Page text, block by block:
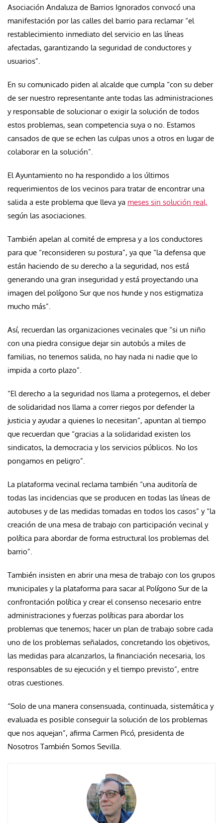
Asociación Andaluza de Barrios Ignorados convocó una
manifestación por las calles del barrio para reclamar “el
restablecimiento inmediato del servicio en las líneas
afectadas, garantizando la seguridad de conductores y
usuarios”.
En su comunicado piden al alcalde que cumpla “con su deber
de ser nuestro representante ante todas las administraciones
y responsable de solucionar o exigir la solución de todos
estos problemas, sean competencia suya o no. Estamos
cansados de que se echen las culpas unos a otros en lugar de
colaborar en la solución”.
El Ayuntamiento no ha respondido a los últimos
requerimientos de los vecinos para tratar de encontrar una
salida a este problema que lleva ya meses sin solución real,
según las asociaciones.
También apelan al comité de empresa y a los conductores
para que “reconsideren su postura”, ya que “la defensa que
están haciendo de su derecho a la seguridad, nos está
generando una gran inseguridad y está proyectando una
imagen del polígono Sur que nos hunde y nos estigmatiza
mucho más”.
Así, recuerdan las organizaciones vecinales que “si un niño
con una piedra consigue dejar sin autobús a miles de
familias, no tenemos salida, no hay nada ni nadie que lo
impida a corto plazo”.
“El derecho a la seguridad nos llama a protegernos, el deber
de solidaridad nos llama a correr riegos por defender la
justicia y ayudar a quienes lo necesitan”, apuntan al tiempo
que recuerdan que “gracias a la solidaridad existen los
sindicatos, la democracia y los servicios públicos. No los
pongamos en peligro”.
La plataforma vecinal reclama también “una auditoría de
todas las incidencias que se producen en todas las líneas de
autobuses y de las medidas tomadas en todos los casos” y “la
creación de una mesa de trabajo con participación vecinal y
política para abordar de forma estructural los problemas del
barrio”.
También insisten en abrir una mesa de trabajo con los grupos
municipales y la plataforma para sacar al Polígono Sur de la
confrontación política y crear el consenso necesario entre
administraciones y fuerzas políticas para abordar los
problemas que tenemos; hacer un plan de trabajo sobre cada
uno de los problemas señalados, concretando los objetivos,
las medidas para alcanzarlos, la financiación necesaria, los
responsables de su ejecución y el tiempo previsto”, entre
otras cuestiones.
“Solo de una manera consensuada, continuada, sistemática y
evaluada es posible conseguir la solución de los problemas
que nos aquejan”, afirma Carmen Picó, presidenta de
Nosotros También Somos Sevilla.